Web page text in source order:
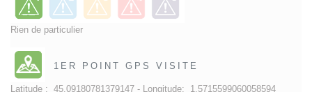
Rien de particulier
1ER POINT GPS VISITE
Latitude : 45.09180781379147 - Longitude: 1.5715599060058594